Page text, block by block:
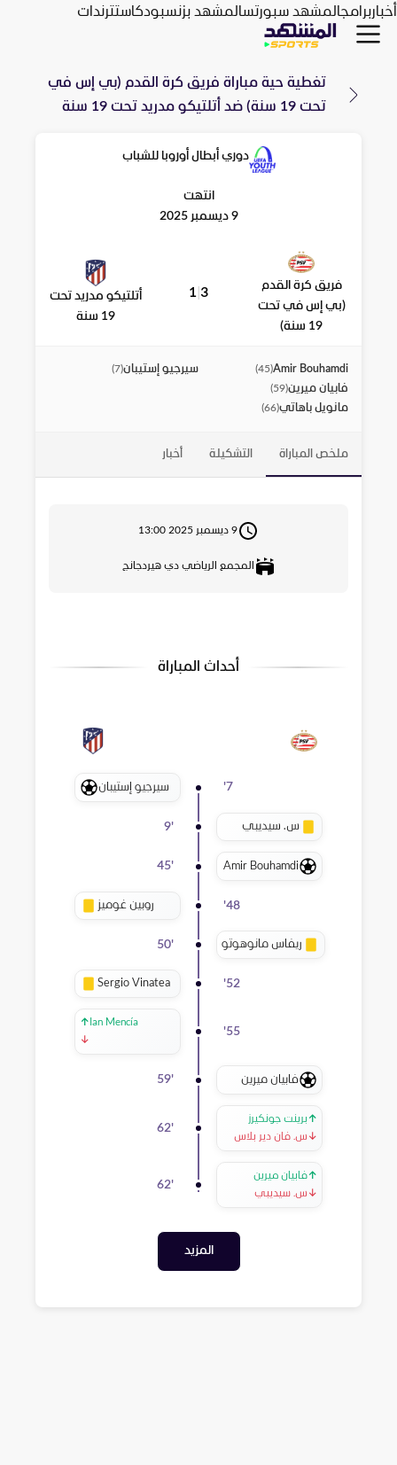
أخباربرامجالمشهد سبورتسالمشهد بزنسبودكاستترندات
تغطية حية مباراة فريق كرة القدم (بي إس في
تحت 19 سنة)
ضد أتلتيكو مدريد تحت 19 سنة
دوري أبطال أوروبا للشباب
انتهت
9 ديسمبر 2025
فريق كرة القدم
(بي إس في تحت
19 سنة)
3
1
أتلتيكو مدريد تحت
19 سنة
Amir Bouhamdi
(
45
)
فابيان ميرين(
59
)
مانويل باهاتي(
66
)
سيرجيو إستيبان(
7
)
ملخص المباراة التشكيلة أخبار
9 ديسمبر 2025 13:00
المجمع الرياضي دي هيردجانج
أحداث المباراة
7
' سيرجيو إستيبان
س. سيديبي 9'
Amir Bouhamdi
45'
48
' روبين غوميز
ريفاس مانوهوتو 50'
52
'
Sergio Vinatea
55
'
↑ Ian Mencía
↓
فابيان ميرين 59'
↑ برينت جونكيرز
↓ س. فان دير بلاس
62'
↑فابيان ميرين
↓ س. سيديبي
62'
المزيد